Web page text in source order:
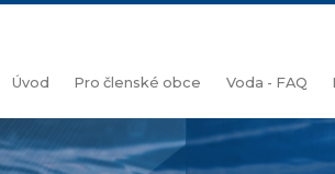
Úvod Pro členské obce Voda - FAQ